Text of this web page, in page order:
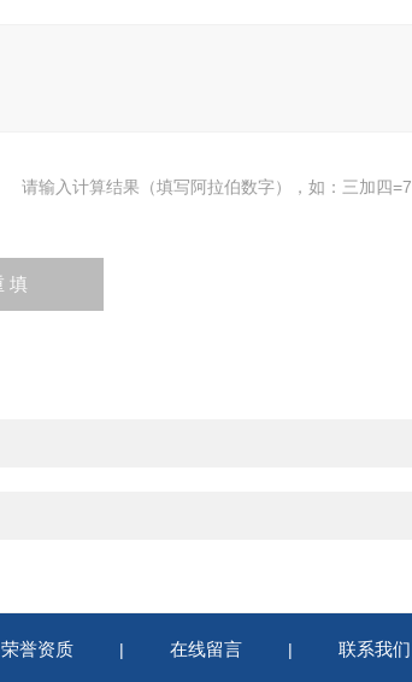
请输入计算结果（填写阿拉伯数字），如：三加四=7
荣誉资质 | 在线留言 | 联系我们